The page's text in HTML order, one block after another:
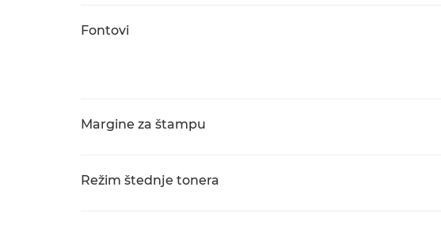
Fontovi
Margine za štampu
Režim štednje tonera